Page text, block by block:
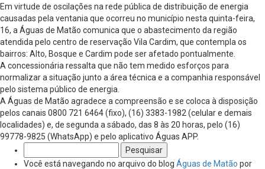
Em virtude de oscilações na rede pública de distribuição de energia
causadas pela ventania que ocorreu no município nesta quinta-feira,
16, a Águas de Matão comunica que o abastecimento da região
atendida pelo centro de reservação Vila Cardim, que contempla os
bairros: Alto, Bosque e Cardim pode ser afetado pontualmente.
A concessionária ressalta que não tem medido esforços para
normalizar a situação junto a área técnica e a companhia responsável
pelo sistema público de energia.
A Águas de Matão agradece a compreensão e se coloca à disposição
pelos canais 0800 721 6464 (fixo), (16) 3383-1982 (celular e demais
localidades) e, de segunda a sábado, das 8 às 20 horas, pelo (16)
99778-9825 (WhatsApp) e pelo aplicativo Águas APP.
por:
Você está navegando no arquivo do blog Águas de Matão por